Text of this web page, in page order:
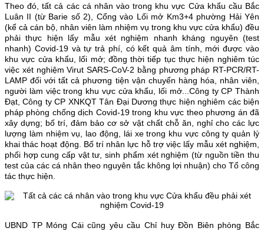
Theo đó, tất cả các cá nhân vào trong khu vực Cửa khẩu cầu Bắc
Luân II (từ Barie số 2), Cổng vào Lối mở Km3+4 phường Hải Yên
(kể cả cán bộ, nhân viên làm nhiệm vụ trong khu vực cửa khẩu) đều
phải thực hiện lấy mẫu xét nghiệm nhanh kháng nguyên (test
nhanh) Covid-19 và tự trả phí, có kết quả âm tính, mới được vào
khu vực cửa khẩu, lối mở; đồng thời tiếp tục thực hiện nghiêm túc
việc xét nghiệm Virut SARS-CoV-2 bằng phương pháp RT-PCR/RT-
LAMP đối với tất cả phương tiện vận chuyển hàng hóa, nhân viên,
người làm việc trong khu vực cửa khẩu, lối mở...Công ty CP Thành
Đạt, Công ty CP XNKQT Tân Đại Dương thực hiện nghiêm các biện
pháp phòng chống dịch Covid-19 trong khu vực theo phương án đã
xây dựng; bố trí, đảm bảo cơ sở vật chất chỗ ăn, nghỉ cho các lực
lượng làm nhiệm vụ, lao động, lái xe trong khu vực công ty quản lý
khai thác hoạt động. Bố trí nhân lực hỗ trợ việc lấy mẫu xét nghiệm,
phối hợp cung cấp vật tư, sinh phẩm xét nghiệm (từ nguồn tiền thu
test của các cá nhân theo nguyên tắc không lợi nhuận) cho Tổ công
tác thực hiện.
UBND TP Móng Cái cũng yêu cầu Chỉ huy Đồn Biên phòng Bắc